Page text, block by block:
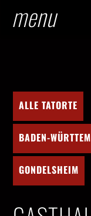
menu
ALLE TATORTE
BADEN-
GONDELSHEIM